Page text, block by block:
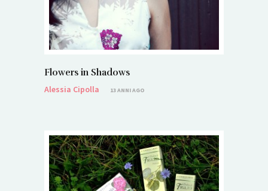
Flowers in Shadows
Alessia Cipolla
13 ANNI AGO